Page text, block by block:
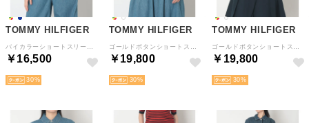
TOMMY HILFIGER
￥16,500
30
TOMMY HILFIGER
￥19,800
30
TOMMY HILFIGER
￥19,800
30